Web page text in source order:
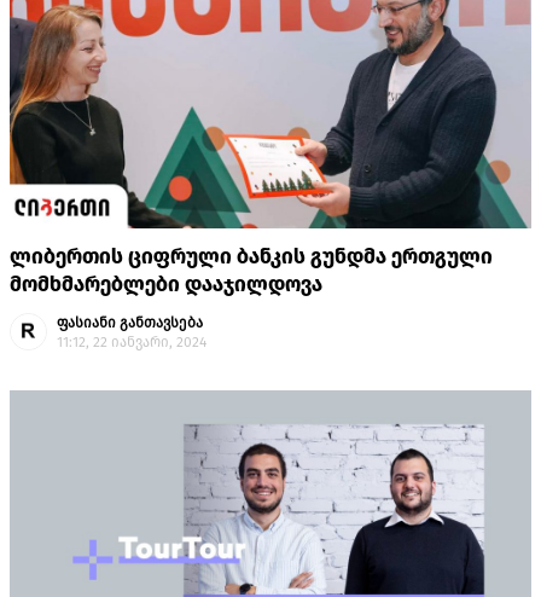
ლიბერთის ციფრული ბანკის გუნდმა ერთგული
მომხმარებლები დააჯილდოვა
ფასიანი განთავსება
11:12, 22 იანვარი, 2024